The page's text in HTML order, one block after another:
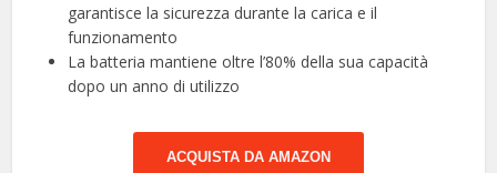
garantisce la sicurezza durante la carica e il
funzionamento
La batteria mantiene oltre l’80% della sua capacità
dopo un anno di utilizzo
ACQUISTA DA AMAZON